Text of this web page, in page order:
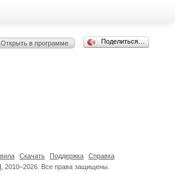
Открыть в программе Поделиться…
, 2010–2026. Все права защищены.
Скачать Поддержка Справка